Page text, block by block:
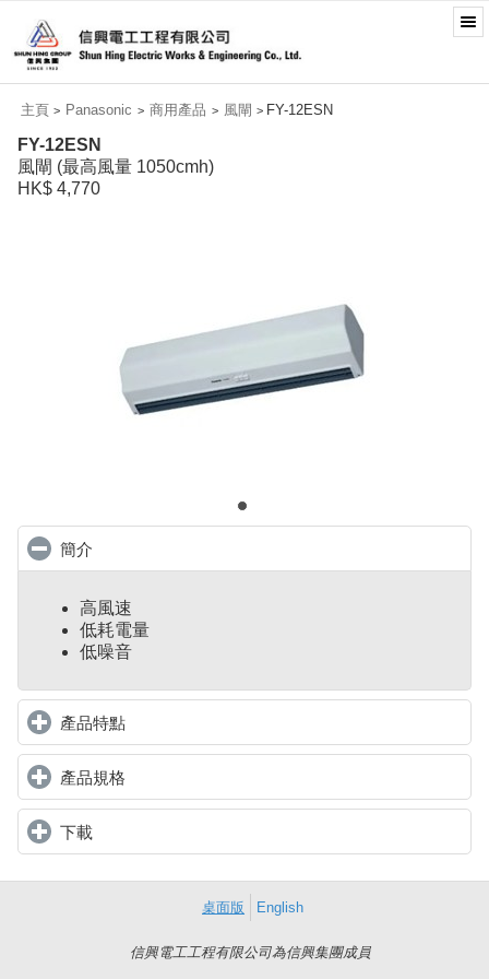
主頁 > Panasonic > 商用產品 > 風閘 > FY-12ESN
FY-12ESN
風閘 (最高風量 1050cmh)
HK$ 4,770
簡介
高風速
低耗電量
低噪音
產品特點click to expand contents
產品規格
下載click to expand contents
桌面版 English
信興電工工程有限公司為信興集團成員